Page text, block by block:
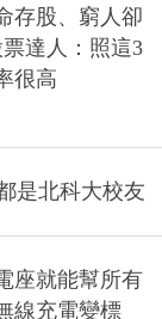
是北科大校友
線充電變標
收增10%
之死